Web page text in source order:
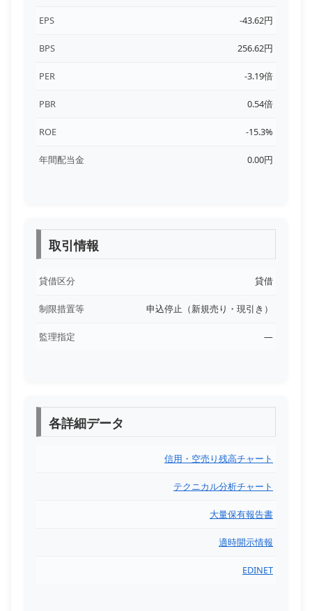
EPS -43.62円
BPS 256.62円
PER -3.19倍
PBR 0.54倍
ROE -15.3%
年間配当金 0.00円
取引情報
貸借区分 貸借
制限措置等 申込停止（新規売り・現引き）
監理指定 ―
各詳細データ
信用・空売り残高チャート
テクニカル分析チャート
大量保有報告書
適時開示情報
EDINET